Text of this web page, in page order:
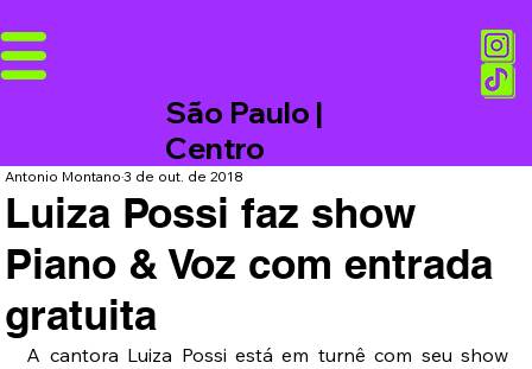
São Paulo |
Centro
Luiza Possi faz show
Piano & Voz com entrada
gratuita
Antonio Montano3 de out. de 2018
A cantora Luiza Possi está em turnê com seu show